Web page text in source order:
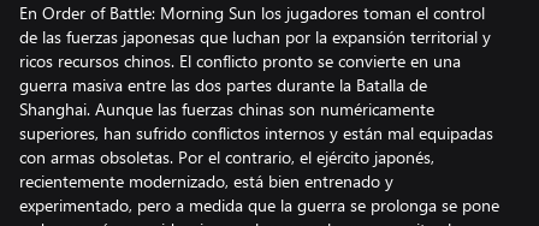
En Order of Battle: Morning Sun los jugadores toman el control
de las fuerzas japonesas que luchan por la expansión territorial y
ricos recursos chinos. El conflicto pronto se convierte en una
guerra masiva entre las dos partes durante la Batalla de
Shanghai. Aunque las fuerzas chinas son numéricamente
superiores, han sufrido conflictos internos y están mal equipadas
con armas obsoletas. Por el contrario, el ejército japonés,
recientemente modernizado, está bien entrenado y
experimentado, pero a medida que la guerra se prolonga se pone